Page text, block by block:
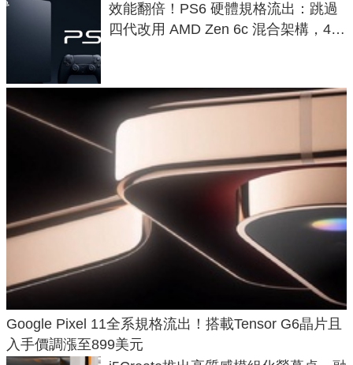
效能翻倍！PS6 硬體規格流出：跳過
四代改用 AMD Zen 6c 混合架構，4K
Google Pixel 11全系規格流出！搭載Tensor G6晶片且
入手價調漲至899美元